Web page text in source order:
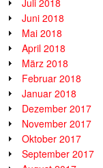
Juni 2018
Mai 2018
April 2018
März 2018
Februar 2018
Januar 2018
Dezember 2017
November 2017
Oktober 2017
September 2017